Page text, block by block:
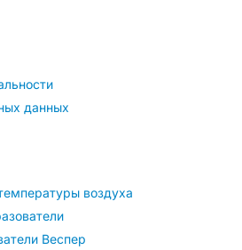
данных
воздуха
Веспер